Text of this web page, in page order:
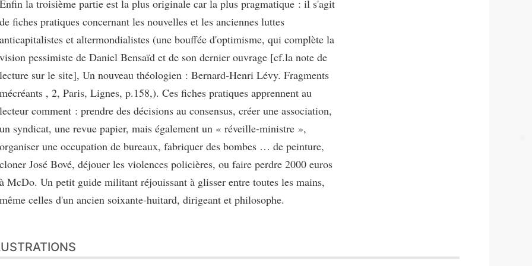
Enfin la troisième partie est la plus originale car la plus pragmatique : il s'agit
de fiches pratiques concernant les nouvelles et les anciennes luttes
anticapitalistes et altermondialistes (une bouffée d'optimisme, qui complète la
vision pessimiste de Daniel Bensaïd et de son dernier ouvrage [cf.la note de
lecture sur le site], Un nouveau théologien : Bernard-Henri Lévy. Fragments
mécréants , 2, Paris, Lignes, p.158,). Ces fiches pratiques apprennent au
lecteur comment : prendre des décisions au consensus, créer une association,
un syndicat, une revue papier, mais également un « réveille-ministre »,
organiser une occupation de bureaux, fabriquer des bombes … de peinture,
cloner José Bové, déjouer les violences policières, ou faire perdre 2000 euros
à McDo. Un petit guide militant réjouissant à glisser entre toutes les mains,
même celles d'un ancien soixante-huitard, dirigeant et philosophe.